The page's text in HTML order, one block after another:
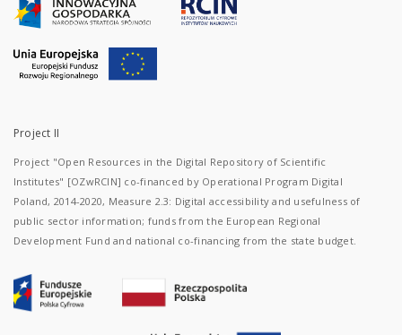
Project II
Project "Open Resources in the Digital Repository of Scientific
Institutes" [OZwRCIN] co-financed by Operational Program Digital
Poland, 2014-2020, Measure 2.3: Digital accessibility and usefulness of
public sector information; funds from the European Regional
Development Fund and national co-financing from the state budget.